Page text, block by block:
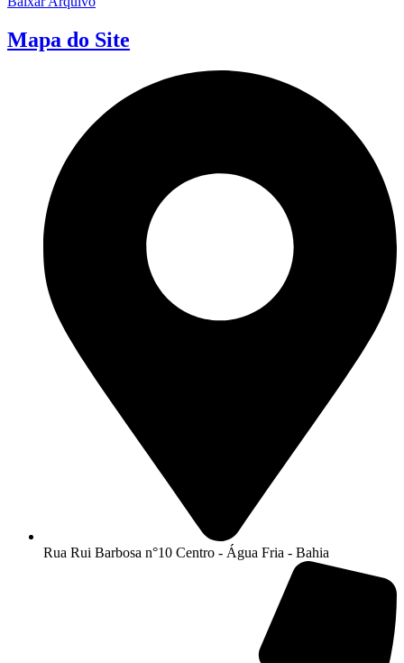
Mapa do Site
Rua Rui Barbosa n°10 Centro - Água Fria - Bahia